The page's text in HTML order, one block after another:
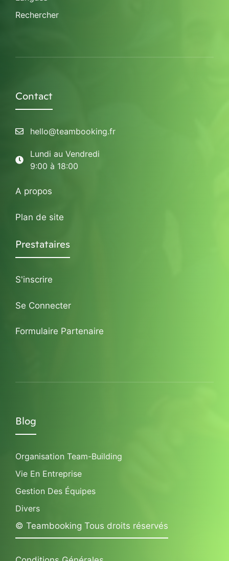
Rechercher
Contact
hello@teambooking.fr
Lundi au Vendredi
9:00 à 18:00
A propos
Plan de site
Prestataires
S'inscrire
Se Connecter
Formulaire Partenaire
Blog
Organisation Team-Building
Vie En Entreprise
Gestion Des Équipes
Divers
© Teambooking Tous droits réservés